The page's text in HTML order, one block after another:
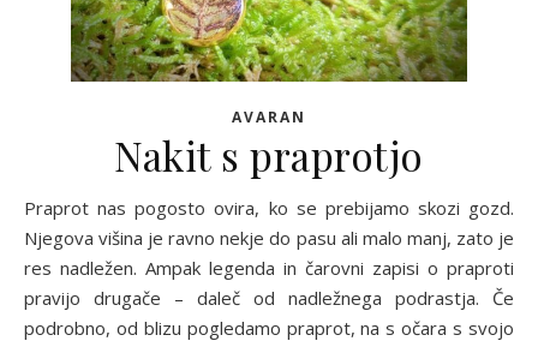
AVARAN
Nakit s praprotjo
Praprot nas pogosto ovira, ko se prebijamo skozi gozd.
Njegova višina je ravno nekje do pasu ali malo manj, zato je
res nadležen. Ampak legenda in čarovni zapisi o praproti
pravijo drugače – daleč od nadležnega podrastja. Če
podrobno, od blizu pogledamo praprot, na s očara s svojo